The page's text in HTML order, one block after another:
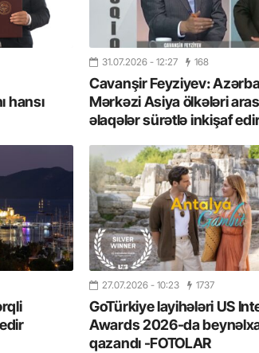
hansı
31.07.2026 - 12:27 168
Cavanşir Feyziyev:
Mərkəzi Asiya ölkələri
əlaqələr sürətlə inkişaf
27.07.2026 - 10:23 1737
GoTürkiye layihələri US
Awards 2026-da
qazandı -FOTOLAR